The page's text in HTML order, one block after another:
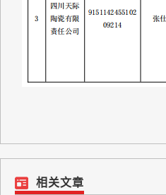
相关文章